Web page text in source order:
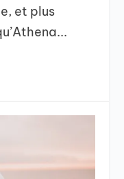
et plus